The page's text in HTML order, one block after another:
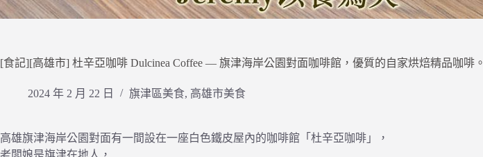
[食記][高雄市] 杜辛亞咖啡 Dulcinea Coffee — 旗津海岸公園對面咖啡館，優質的自家烘焙精品咖啡。
2024 年 2 月 22 日 旗津區美食, 高雄市美食
高雄旗津海岸公園對面有一間設在一座白色鐵皮屋內的咖啡館「杜辛亞咖啡」，